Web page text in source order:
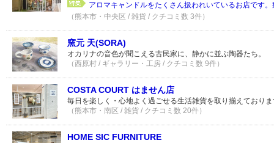
アロマキャンドルをたくさん扱われいているお店です
（熊本市・中央区 / 雑貨 / クチコミ数 3件）
窯元 天(SORA)
オカリナの音色が聞こえる古民家に、静かに並ぶ陶器たち。
（西原村 / ギャラリー・工房 / クチコミ数 9件）
COSTA COURT はません店
毎日を楽しく・心地よく過ごせる生活雑貨を取り揃えておりま
（熊本市・南区 / 雑貨 / クチコミ数 20件）
HOME SIC FURNITURE